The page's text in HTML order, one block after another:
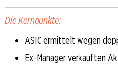
Die Kernpunkte:
ASIC ermittelt wegen
Ex-Manager verkauften